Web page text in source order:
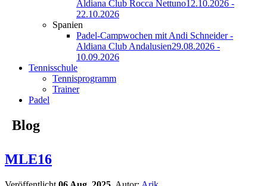
Aldiana Club Rocca Nettuno12.10.2026 -
22.10.2026
Spanien
Padel-Campwochen mit Andi Schneider -
Aldiana Club Andalusien29.08.2026 -
10.09.2026
Tennisschule
Tennisprogramm
Trainer
Padel
Blog
MLE16